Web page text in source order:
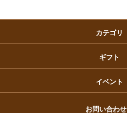
カテゴリ
ギフト
イベント
福袋
お問い合わせ